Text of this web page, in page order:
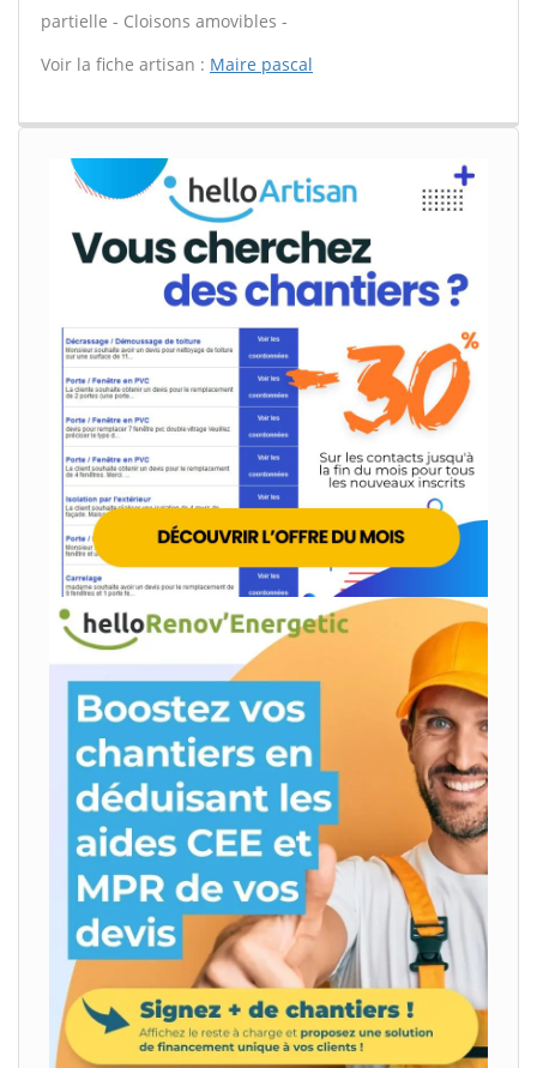
partielle - Cloisons amovibles -
Voir la fiche artisan : Maire pascal